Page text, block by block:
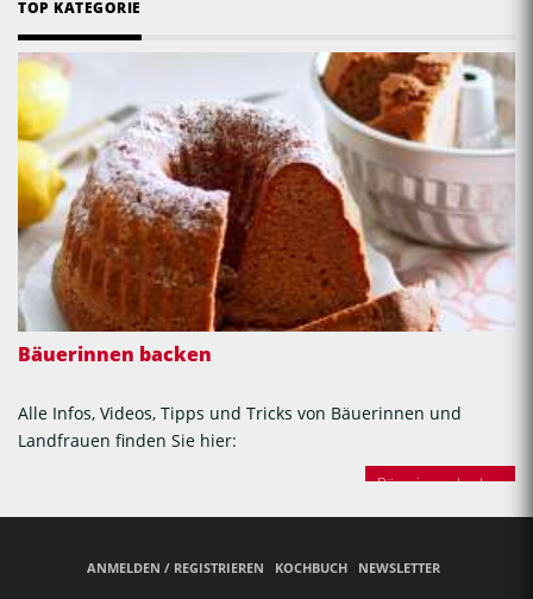
TOP KATEGORIE
Bäuerinnen backen
Alle Infos, Videos, Tipps und Tricks von Bäuerinnen und
Landfrauen finden Sie hier:
Bäuerinnen backen
ANMELDEN / REGISTRIEREN KOCHBUCH NEWSLETTER